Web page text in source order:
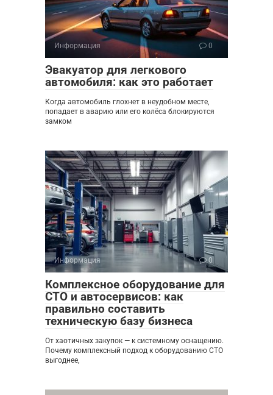
Информация 0
Эвакуатор для легкового
автомобиля: как это работает
Когда автомобиль глохнет в неудобном месте,
попадает в аварию или его колёса блокируются
замком
Информация 0
Комплексное оборудование для
СТО и автосервисов: как
правильно составить
техническую базу бизнеса
От хаотичных закупок — к системному оснащению.
Почему комплексный подход к оборудованию СТО
выгоднее,